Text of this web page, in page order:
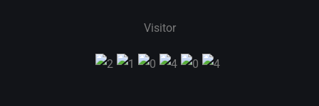
Visitor